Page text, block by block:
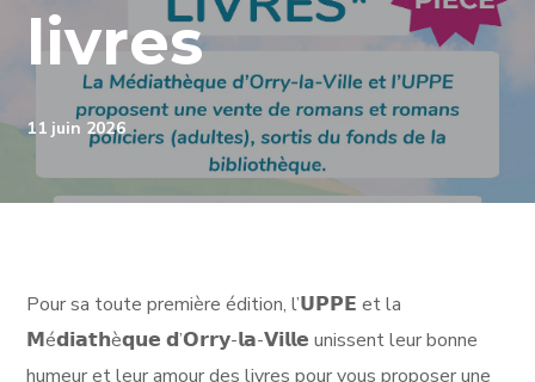
livres
11 juin 2026
Pour sa toute première édition, l’𝗨𝗣𝗣𝗘 et la
𝗠é𝗱𝗶𝗮𝘁𝗵è𝗾𝘂𝗲 𝗱’𝗢𝗿𝗿𝘆-𝗹𝗮-𝗩𝗶𝗹𝗹𝗲 unissent leur bonne
humeur et leur amour des livres pour vous proposer une